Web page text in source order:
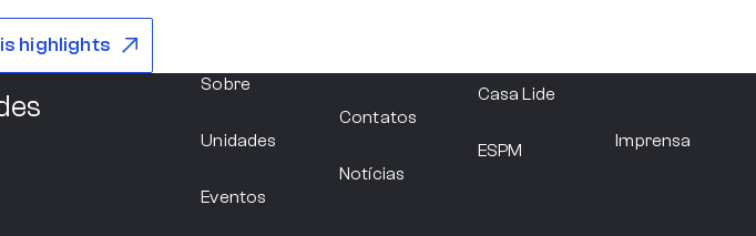
Turismo e Hospitalidade
highlights
Sobre
Unidades
Eventos
Contatos
Notícias
Casa Lide
ESPM Imprensa